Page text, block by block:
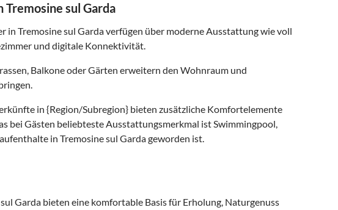
sul Garda
in Tremosine sul Garda verfügen über moderne Ausstattung wie voll
und digitale Konnektivität.
Balkone oder Gärten erweitern den Wohnraum und
in {Region/Subregion} bieten zusätzliche Komfortelemente
bei Gästen beliebteste Ausstattungsmerkmal ist Swimmingpool,
in Tremosine sul Garda geworden ist.
Garda bieten eine komfortable Basis für Erholung, Naturgenuss